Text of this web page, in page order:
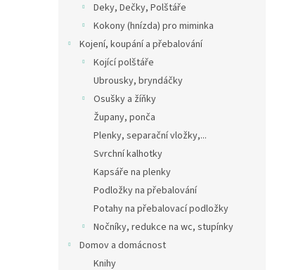
Deky, Dečky, Polštáře
Kokony (hnízda) pro miminka
Kojení, koupání a přebalování
Kojící polštáře
Ubrousky, bryndáčky
Osušky a žíňky
Župany, ponča
Plenky, separační vložky,...
Svrchní kalhotky
Kapsáře na plenky
Podložky na přebalování
Potahy na přebalovací podložky
Nočníky, redukce na wc, stupínky
Domov a domácnost
Knihy